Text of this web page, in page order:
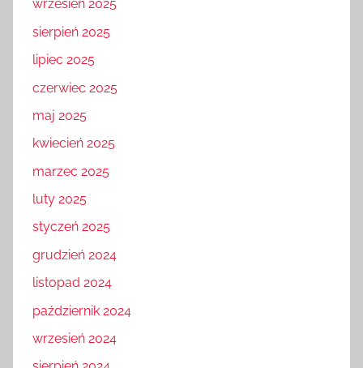
wrzesień 2025
sierpień 2025
lipiec 2025
czerwiec 2025
maj 2025
kwiecień 2025
marzec 2025
luty 2025
styczeń 2025
grudzień 2024
listopad 2024
październik 2024
wrzesień 2024